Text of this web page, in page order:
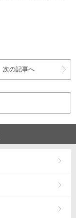
次の記事へ